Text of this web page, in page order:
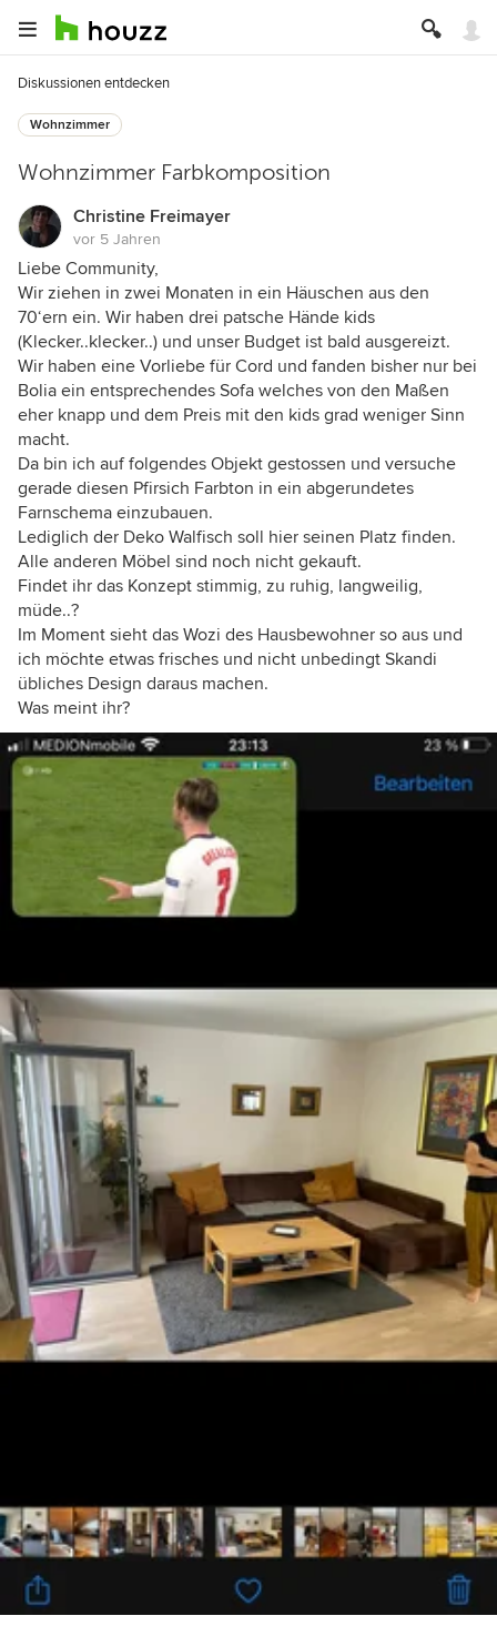
Diskussionen entdecken
Wohnzimmer
Wohnzimmer Farbkomposition
Christine Freimayer
vor 5 Jahren
Liebe Community,
Wir ziehen in zwei Monaten in ein Häuschen aus den
70‘ern ein. Wir haben drei patsche Hände kids
(Klecker..klecker..) und unser Budget ist bald ausgereizt.
Wir haben eine Vorliebe für Cord und fanden bisher nur bei
Bolia ein entsprechendes Sofa welches von den Maßen
eher knapp und dem Preis mit den kids grad weniger Sinn
macht.
Da bin ich auf folgendes Objekt gestossen und versuche
gerade diesen Pfirsich Farbton in ein abgerundetes
Farnschema einzubauen.
Lediglich der Deko Walfisch soll hier seinen Platz finden.
Alle anderen Möbel sind noch nicht gekauft.
Findet ihr das Konzept stimmig, zu ruhig, langweilig,
müde..?
Im Moment sieht das Wozi des Hausbewohner so aus und
ich möchte etwas frisches und nicht unbedingt Skandi
übliches Design daraus machen.
Was meint ihr?